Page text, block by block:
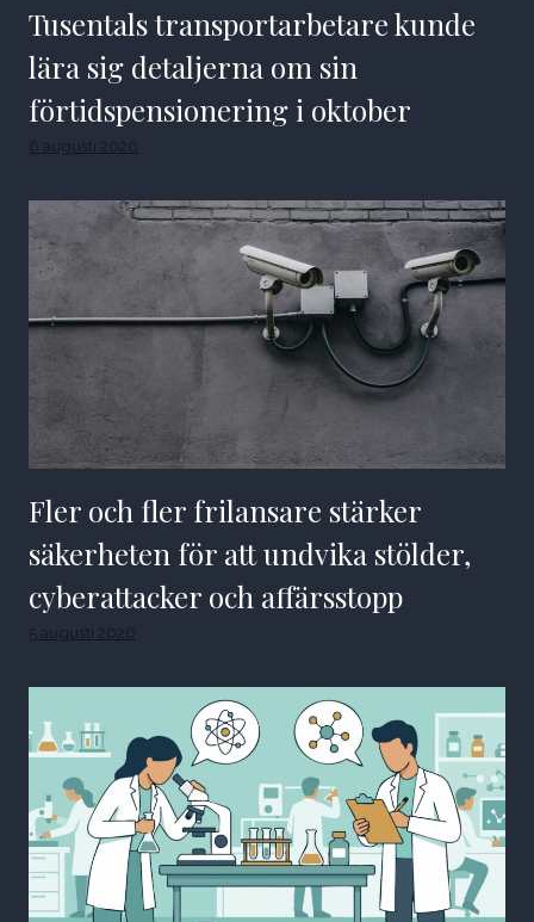
Tusentals transportarbetare kunde
lära sig detaljerna om sin
förtidspensionering i oktober
6 augusti 2026
Fler och fler frilansare stärker
säkerheten för att undvika stölder,
cyberattacker och affärsstopp
5 augusti 2026